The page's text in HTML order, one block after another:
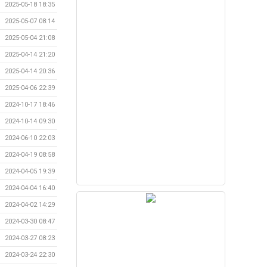
2025-05-18 18:35
2025-05-07 08:14
2025-05-04 21:08
2025-04-14 21:20
2025-04-14 20:36
2025-04-06 22:39
2024-10-17 18:46
2024-10-14 09:30
2024-06-10 22:03
2024-04-19 08:58
2024-04-05 19:39
2024-04-04 16:40
2024-04-02 14:29
2024-03-30 08:47
2024-03-27 08:23
2024-03-24 22:30